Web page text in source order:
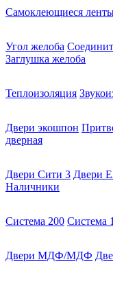
Самоклеющиеся
Угол желоба
Заглушка желоба
Теплоизоляция
Двери экошпон
дверная
Двери Сити 3 Двери
Наличники
Система 200 Система
Двери МДФ/МДФ